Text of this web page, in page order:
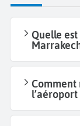
Quelle